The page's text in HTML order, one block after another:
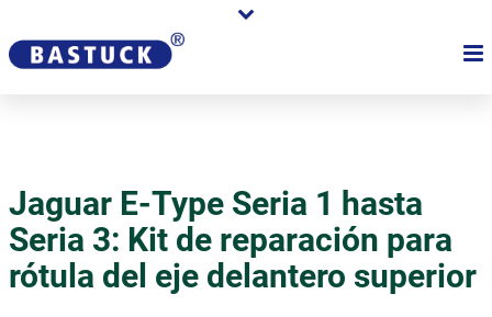
Jaguar E-Type Seria 1 hasta
Seria 3: Kit de reparación para
rótula del eje delantero superior